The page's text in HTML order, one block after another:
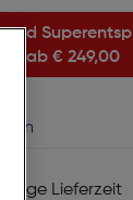
ab€ 249,00
Lieferzeit